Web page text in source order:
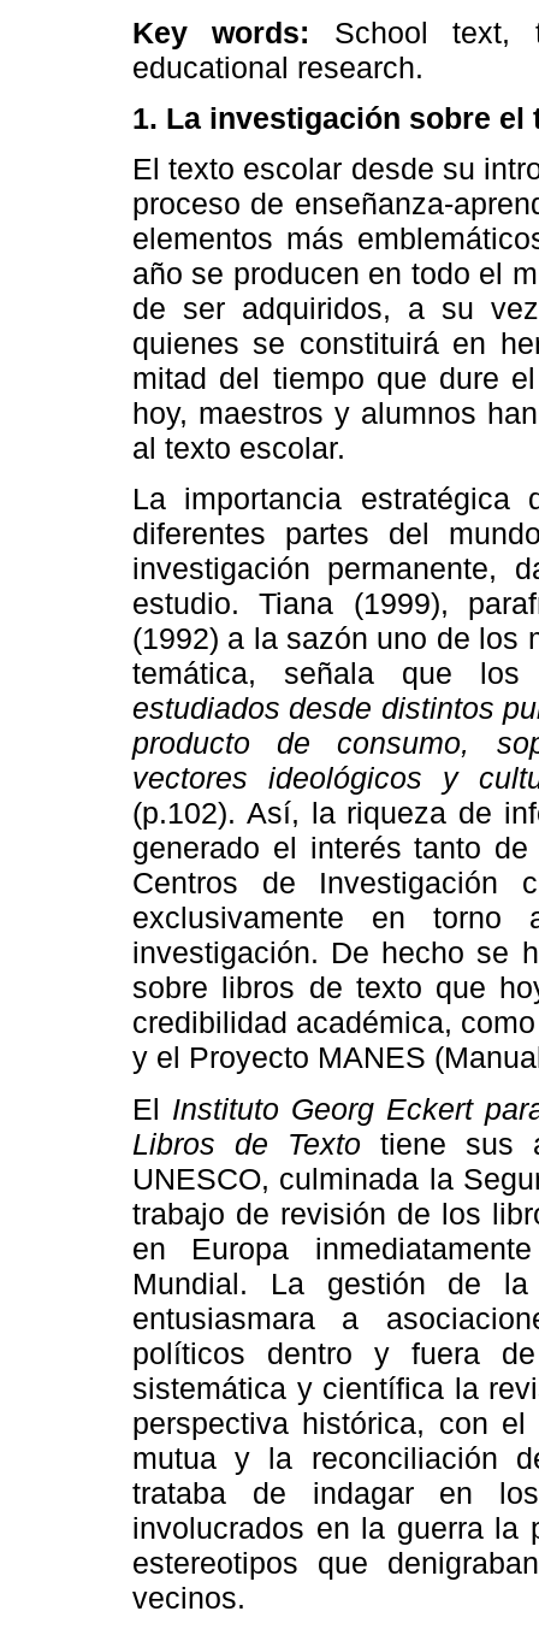
Key words: School text,
educational research.
1. La investigación sobre
El texto escolar desde su
proceso de enseñanza-
elementos más
año se producen en todo el
de ser adquiridos, a su
quienes se constituirá en
mitad del tiempo que dure
hoy, maestros y alumnos
al texto escolar.
La importancia
diferentes partes del
investigación permanente,
estudio. Tiana (1999),
(1992) a la sazón uno de los
temática, señala que los
estudiados desde distintos
producto de consumo,
vectores ideológicos y
(p.102). Así, la riqueza de
generado el interés tanto
Centros de Investigación
exclusivamente en
investigación. De hecho se
sobre libros de texto que
credibilidad académica,
y el Proyecto MANES
El Instituto Georg Eckert
Libros de Texto tiene sus
UNESCO, culminada la
trabajo de revisión de los
en Europa
Mundial. La gestión de
entusiasmara a
políticos dentro y fuera
sistemática y científica la
perspectiva histórica, con
mutua y la reconciliación
trataba de indagar en
involucrados en la guerra la
estereotipos que
vecinos.